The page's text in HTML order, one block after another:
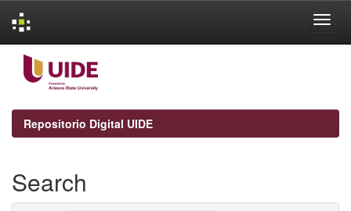
navigation
Repositorio Digital UIDE
Search